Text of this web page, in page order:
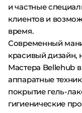
и частные
клиентов и
время.
Современный
красивый дизайн,
Мастера Bellehub
аппаратные
покрытие гель-
гигиенические